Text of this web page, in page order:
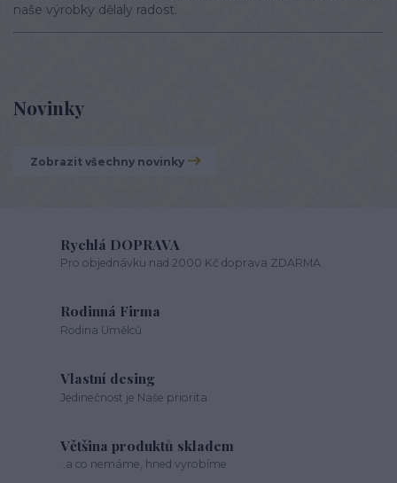
Novinky
Zobrazit všechny novinky
naše výrobky dělaly radost.
Rychlá DOPRAVA
Pro objednávku nad 2000 Kč doprava ZDARMA
Rodinná Firma
Rodina Umělců
Vlastní desing
Jedinečnost je Naše priorita
Většina produktů skladem
..a co nemáme, hned vyrobíme